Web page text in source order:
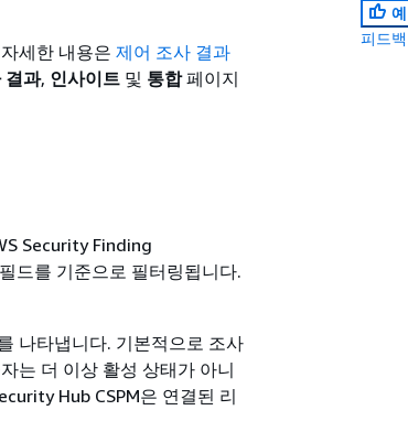
세한 내용은 제어 조사 결과
결과, 인사이트 및 통합페이지
Security Finding
필드를 기준으로 필터링됩니다.
나타냅니다. 기본적으로 조사
는 더 이상 활성 상태가 아니
Hub CSPM은 연결된 리
예
피드